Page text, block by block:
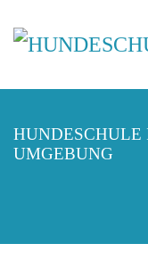
HUNDESCHULE
UMGEBUNG